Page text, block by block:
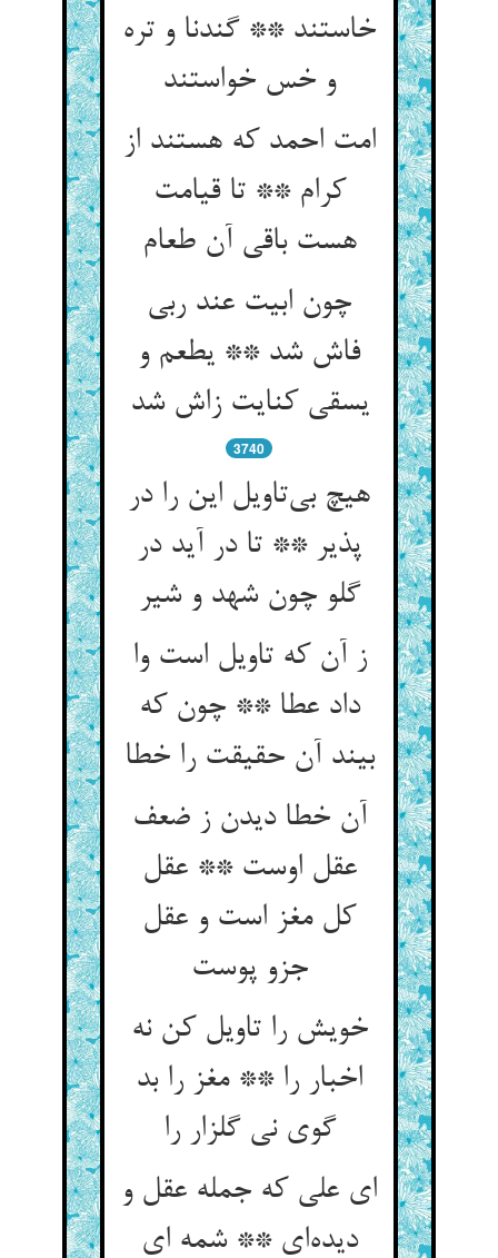
خاستند ** گندنا و تره
و خس خواستند
امت احمد که هستند از
کرام ** تا قیامت
هست باقی آن طعام‌‌
چون ابیت عند ربی
فاش شد ** یطعم و
یسقی کنایت زاش شد
3740
هیچ بی‌‌تاویل این را در
پذیر ** تا در آید در
گلو چون شهد و شیر
ز آن که تاویل است وا
داد عطا ** چون که
بیند آن حقیقت را خطا
آن خطا دیدن ز ضعف
عقل اوست ** عقل
کل مغز است و عقل
جزو پوست‌‌
خویش را تاویل کن نه
اخبار را ** مغز را بد
گوی نی گلزار را
ای علی که جمله عقل و
دیده‌‌ای ** شمه ای